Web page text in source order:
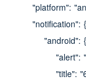
"platform":
"notification": {
"android": {
"alert": "限时
"title":